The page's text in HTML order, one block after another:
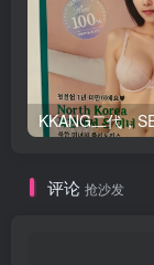
评论 抢沙发